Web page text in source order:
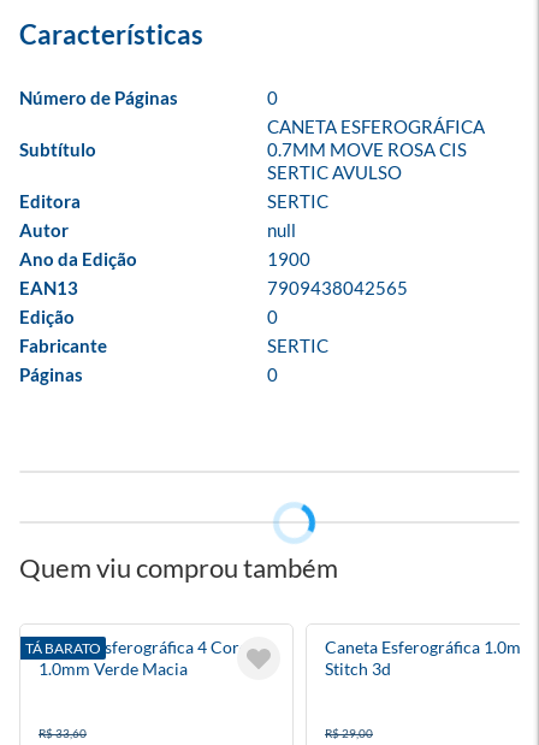
Número de Páginas 0
Subtítulo
CANETA ESFEROGRÁFICA
0.7MM MOVE ROSA CIS
SERTIC AVULSO
Editora
SERTIC
Autor
null
Ano da Edição
1900
EAN13
7909438042565
Edição
0
Fabricante
SERTIC
Páginas
0
Quem viu comprou também
TÁ BARATO
Caneta Esferográfica 4 Cores
1.0mm Verde Macia
R$ 33,60
Caneta Esferográfica 1.0mm
Stitch 3d
R$ 29,00